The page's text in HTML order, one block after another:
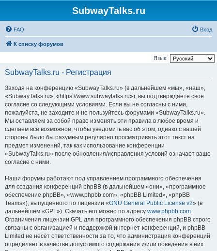
SubwayTalks.ru
FAQ Вход
К списку форумов
Язык:
SubwayTalks.ru - Регистрация
Заходя на конференцию «SubwayTalks.ru» (в дальнейшем «мы», «наш»,
«SubwayTalks.ru», «https://www.subwaytalks.ru»), вы подтверждаете своё
согласие со следующими условиями. Если вы не согласны с ними,
пожалуйста, не заходите и не пользуйтесь форумами «SubwayTalks.ru».
Мы оставляем за собой право изменять эти правила в любое время и
сделаем всё возможное, чтобы уведомить вас об этом, однако с вашей
стороны было бы разумным регулярно просматривать этот текст на
предмет изменений, так как использование конференции
«SubwayTalks.ru» после обновления/исправления условий означает ваше
согласие с ними.
Наши форумы работают под управлением программного обеспечения
для создания конференций phpBB (в дальнейшем «они», «программное
обеспечение phpBB», «www.phpbb.com», «phpBB Limited», «phpBB
Teams»), выпущенного по лицензии «GNU General Public License v2» (в
дальнейшем «GPL»). Скачать его можно по адресу www.phpbb.com.
Ограничения лицензии GPL для программного обеспечения phpBB строго
связаны с организацией и поддержкой интернет-конференций, и phpBB
Limited не несёт ответственности за то, что администрация конференций
определяет в качестве допустимого содержания и/или поведения в них.